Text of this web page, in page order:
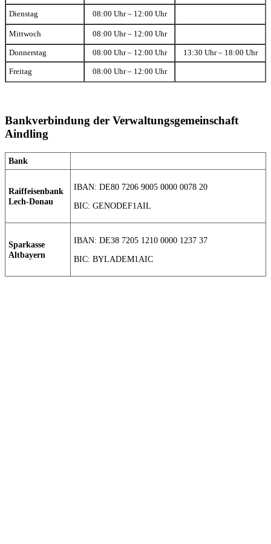
Dienstag 08:00 Uhr – 12:00 Uhr
Mittwoch 08:00 Uhr – 12:00 Uhr
Donnerstag 08:00 Uhr – 12:00 Uhr 13:30 Uhr – 18:00 Uhr
Freitag 08:00 Uhr – 12:00 Uhr
Bankverbindung der Verwaltungsgemeinschaft
Aindling
Bank
Raiffeisenbank
Lech-Donau
IBAN: DE80 7206 9005 0000 0078 20
BIC: GENODEF1AIL
Sparkasse
Altbayern
IBAN: DE38 7205 1210 0000 1237 37
BIC: BYLADEM1AIC